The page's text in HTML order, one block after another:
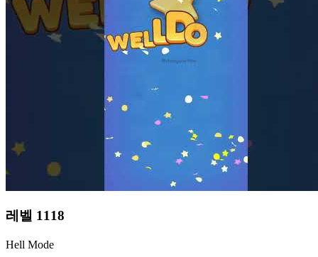
레벨 1118
Hell Mode